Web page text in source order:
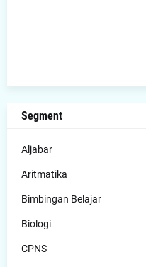
Segment
Aljabar
Aritmatika
Bimbingan Belajar
Biologi
CPNS